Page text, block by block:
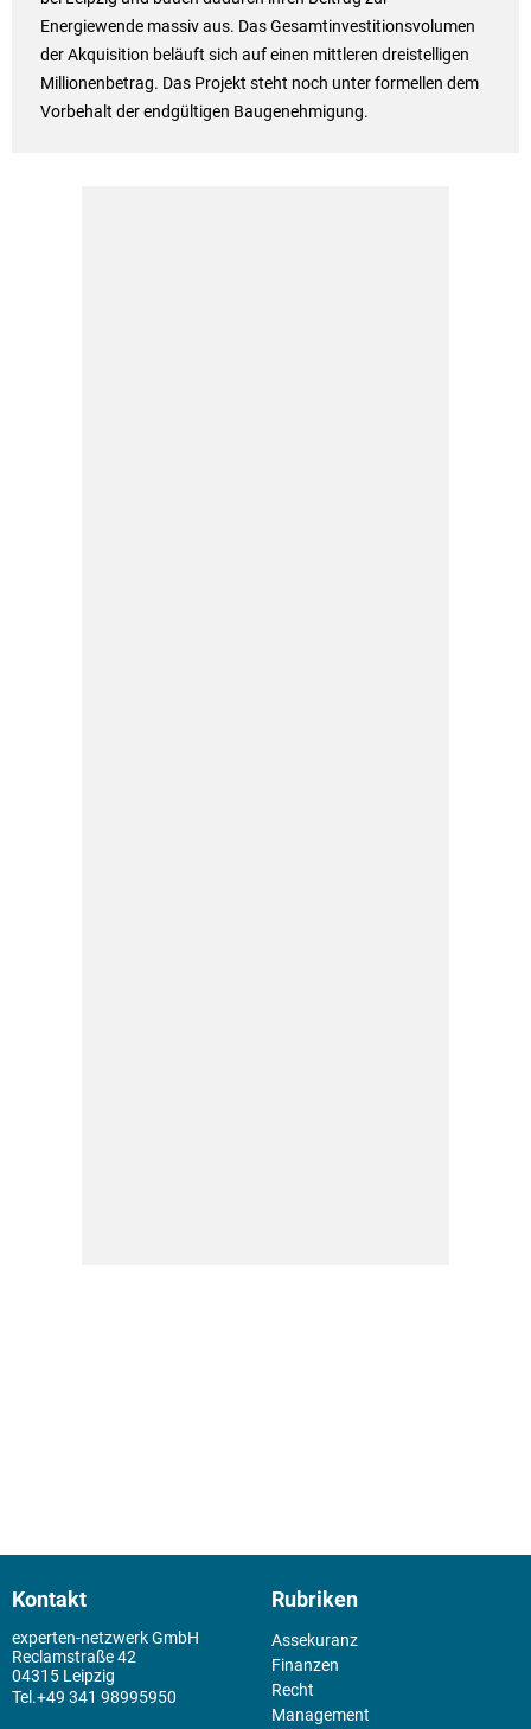
Energiewende massiv aus. Das Gesamtinvestitionsvolumen
der Akquisition beläuft sich auf einen mittleren dreistelligen
Millionenbetrag. Das Projekt steht noch unter formellen dem
Vorbehalt der endgültigen Baugenehmigung.
Kontakt
experten-netzwerk GmbH
Reclamstraße 42
04315 Leipzig
+49 341 98995950
Rubriken
Assekuranz
Finanzen
Recht
Management